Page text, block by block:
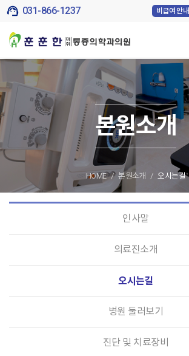
support_agent 031-866-1237 비급여 안내
본원소개
HOME 본원소개 오시는길
인사말
의료진소개
오시는길
병원 둘러보기
진단 및 치료장비